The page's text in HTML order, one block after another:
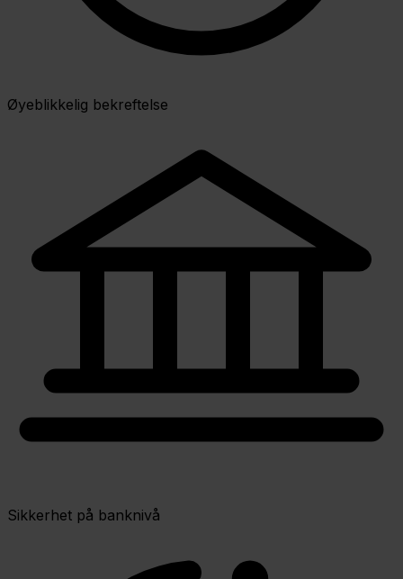
Øyeblikkelig bekreftelse
Sikkerhet på banknivå